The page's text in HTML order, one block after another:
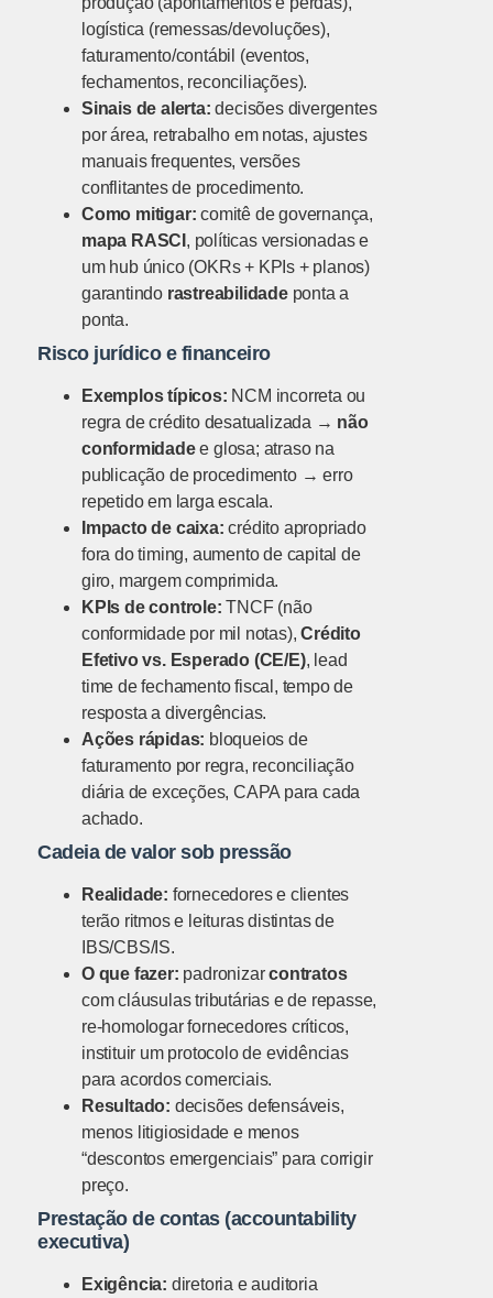
logística (remessas/devoluções),
faturamento/contábil (eventos,
fechamentos, reconciliações).
Sinais de alerta: decisões divergentes
por área, retrabalho em notas, ajustes
manuais frequentes, versões
conflitantes de procedimento.
Como mitigar: comitê de governança,
mapa RASCI , políticas versionadas e
um hub único (OKRs + KPIs + planos)
garantindo rastreabilidadeponta a
ponta.
Risco jurídico e financeiro
Exemplos típicos: NCM incorreta ou
regra de crédito desatualizada → não
conformidadee glosa; atraso na
publicação de procedimento → erro
repetido em larga escala.
Impacto de caixa: crédito apropriado
fora do timing, aumento de capital de
giro, margem comprimida.
KPIs de controle: TNCF (não
conformidade por mil notas),Crédito
Efetivo vs. Esperado (CE/E), lead
time de fechamento fiscal, tempo de
resposta a divergências.
Ações rápidas: bloqueios de
faturamento por regra, reconciliação
diária de exceções, CAPA para cada
achado.
Cadeia de valor sob pressão
Realidade: fornecedores e clientes
terão ritmos e leituras distintas de
IBS/CBS/IS.
O que fazer: padronizarcontratos
com cláusulas tributárias e de repasse,
re-homologar fornecedores críticos,
instituir um protocolo de evidências
para acordos comerciais.
Resultado: decisões defensáveis,
menos litigiosidade e menos
“descontos emergenciais” para corrigir
preço.
Prestação de contas (accountability
executiva)
Exigência: diretoria e auditoria